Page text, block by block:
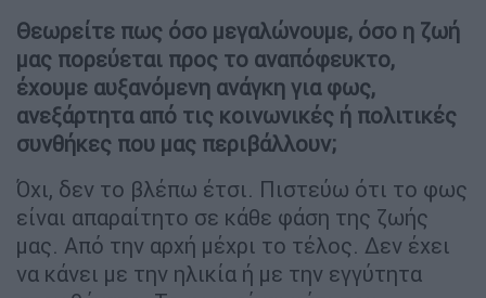
Θεωρείτε πως όσο μεγαλώνουμε, όσο η ζωή
μας πορεύεται προς το αναπόφευκτο,
έχουμε αυξανόμενη ανάγκη για φως,
ανεξάρτητα από τις κοινωνικές ή πολιτικές
συνθήκες που μας περιβάλλουν;
Όχι, δεν το βλέπω έτσι. Πιστεύω ότι το φως
είναι απαραίτητο σε κάθε φάση της ζωής
μας. Από την αρχή μέχρι το τέλος. Δεν έχει
να κάνει με την ηλικία ή με την εγγύτητα